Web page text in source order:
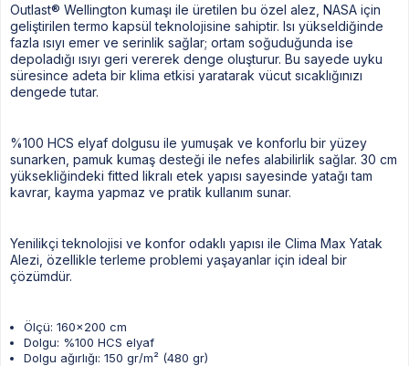
Outlast® Wellington kumaşı ile üretilen bu özel alez, NASA için
geliştirilen termo kapsül teknolojisine sahiptir. Isı yükseldiğinde
fazla ısıyı emer ve serinlik sağlar; ortam soğuduğunda ise
depoladığı ısıyı geri vererek denge oluşturur. Bu sayede uyku
süresince adeta bir klima etkisi yaratarak vücut sıcaklığınızı
dengede tutar.
%100 HCS elyaf dolgusu ile yumuşak ve konforlu bir yüzey
sunarken, pamuk kumaş desteği ile nefes alabilirlik sağlar. 30 cm
yüksekliğindeki fitted likralı etek yapısı sayesinde yatağı tam
kavrar, kayma yapmaz ve pratik kullanım sunar.
Yenilikçi teknolojisi ve konfor odaklı yapısı ile Clima Max Yatak
Alezi, özellikle terleme problemi yaşayanlar için ideal bir
çözümdür.
Ölçü: 160x200 cm
Dolgu: %100 HCS elyaf
Dolgu ağırlığı: 150 gr/m² (480 gr)